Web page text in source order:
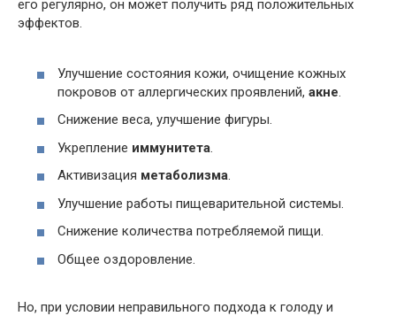
его регулярно, он может получить ряд положительных
эффектов.
Улучшение состояния кожи, очищение кожных
покровов от аллергических проявлений, акне.
Снижение веса, улучшение фигуры.
Укрепление иммунитета.
Активизация метаболизма.
Улучшение работы пищеварительной системы.
Снижение количества потребляемой пищи.
Общее оздоровление.
Но, при условии неправильного подхода к голоду и